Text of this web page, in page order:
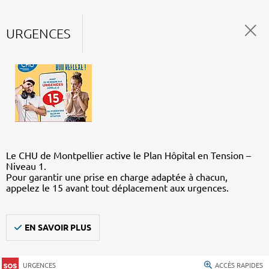
URGENCES
Le CHU de Montpellier active le Plan Hôpital en Tension –
Niveau 1.
Pour garantir une prise en charge adaptée à chacun,
appelez le 15 avant tout déplacement aux urgences.
EN SAVOIR PLUS
URGENCES ACCÈS RAPIDES